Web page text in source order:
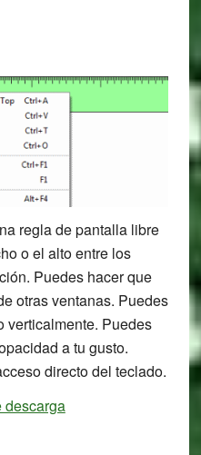
regla de pantalla libre
o el alto entre los
Puedes hacer que
otras ventanas. Puedes
verticalmente. Puedes
a tu gusto.
directo del teclado.
descarga